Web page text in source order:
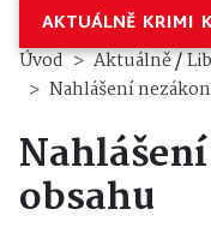
AKTUÁLNĚ KRIMI
Úvod Aktuálně/
Nahlášení
obsahu